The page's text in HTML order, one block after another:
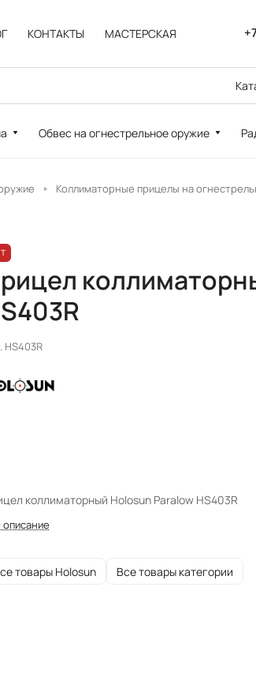
КОНТАКТЫ МАСТЕРСКАЯ
Обвес на огнестрельное оружие
Коллиматорные прицелы на
HS403R
коллиматорный Holosun Paralow HS403R
описание
товары Holosun Все товары категории